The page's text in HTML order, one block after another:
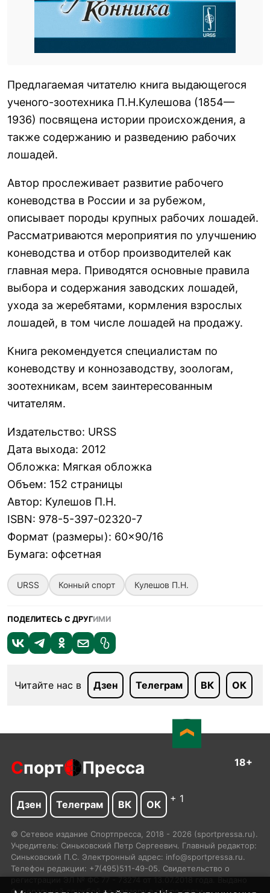
Предлагаемая читателю книга выдающегося
ученого-зоотехника П.Н.Кулешова (1854—
1936) посвящена истории происхождения, а
также содержанию и разведению рабочих
лошадей.
Автор прослеживает развитие рабочего
коневодства в России и за рубежом,
описывает породы крупных рабочих лошадей.
Рассматриваются мероприятия по улучшению
коневодства и отбор производителей как
главная мера. Приводятся основные правила
выбора и содержания заводских лошадей,
ухода за жеребятами, кормления взрослых
лошадей, в том числе лошадей на продажу.
Книга рекомендуется специалистам по
коневодству и коннозаводству, зоологам,
зоотехникам, всем заинтересованным
читателям.
Издательство: URSS
Дата выхода: 2012
Обложка: Мягкая обложка
Объем: 152 страницы
Автор: Кулешов П.Н.
ISBN: 978-5-397-02320-7
Формат (размеры): 60×90/16
Бумага: офсетная
URSS Конный спорт Кулешов П.Н.
ПОДЕЛИТЕСЬ С ДРУГИМИ
Читайте нас в Дзен Телеграм ВК ОК
Спорт Пресса 18+
Дзен Телеграм ВК ОК + 1
© Сетевое издание Спортпресса, 2018 - 2026 (sportpressa.ru).
Учредитель: Синьковский Петр Сергеевич. Главный редактор:
Синьковский П.С. Электронный адрес: info@sportpressa.ru.
Телефон редакции: +7(495)511-49-05. Свидетельство о
регистрации ЭЛ № ФС 77 - 73274 от 13.07.2018 года. Выдано